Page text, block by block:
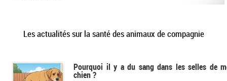
Les actualités sur la santé des animaux de compagnie
Pourquoi il y a du sang dans les selles de
chien ?